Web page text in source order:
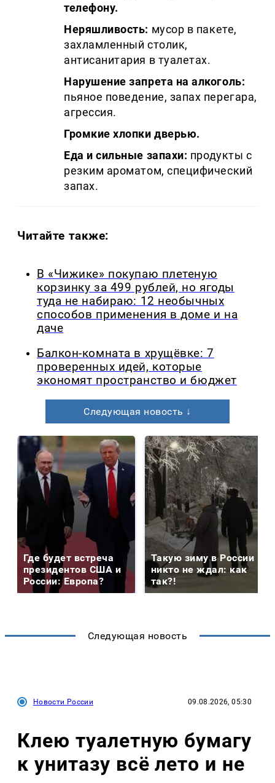
телефону.
Неряшливость: мусор в пакете,
захламленный столик,
антисанитария в туалетах.
Нарушение запрета на алкоголь:
пьяное поведение, запах перегара,
агрессия.
Громкие хлопки дверью.
Еда и сильные запахи: продукты с
резким ароматом, специфический
запах.
Читайте также:
В «Чижике» покупаю плетеную
корзинку за 499 рублей, но ягоды
туда не набираю: 12 необычных
способов применения в доме и на
даче
Балкон-комната в хрущёвке: 7
проверенных идей, которые
экономят пространство и бюджет
Следующая новость ↓
Где будет встреча
президентов США и
России: Европа?
Такую зиму в России
никто не ждал: как
так?!
Следующая новость
Новости России 09.08.2026, 05:30
Клею туалетную бумагу
к унитазу всё лето и не